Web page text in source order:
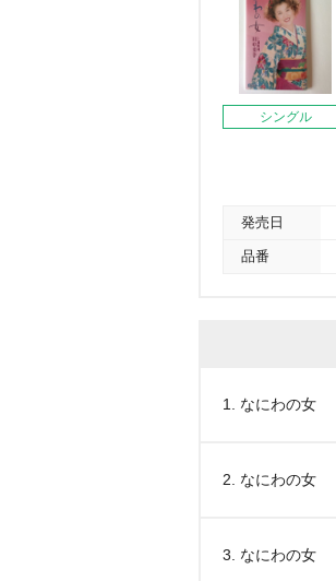
シングル
発売日
品番
1. なにわの女
2. なにわの女
3. なにわの女